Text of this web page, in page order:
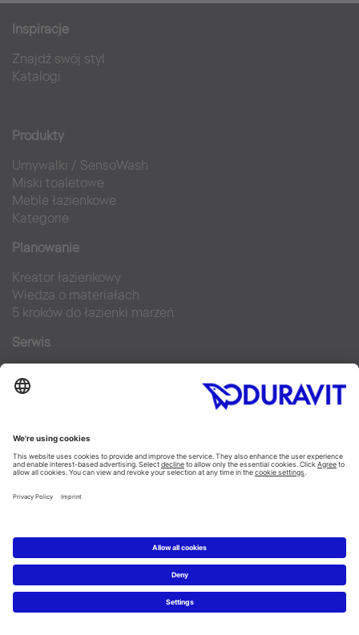
Inspiracje
Znajdź swój styl
Katalogi
Produkty
Umywalki / SensoWash
Miski toaletowe
Meble łazienkowe
Kategorie
Planowanie
Kreator łazienkowy
Wiedza o materiałach
5 kroków do łazienki marzeń
Serwis
Zdjęcia prasowe
Najczęściej zadawane pytania
Pinterest
Blog
Linked In